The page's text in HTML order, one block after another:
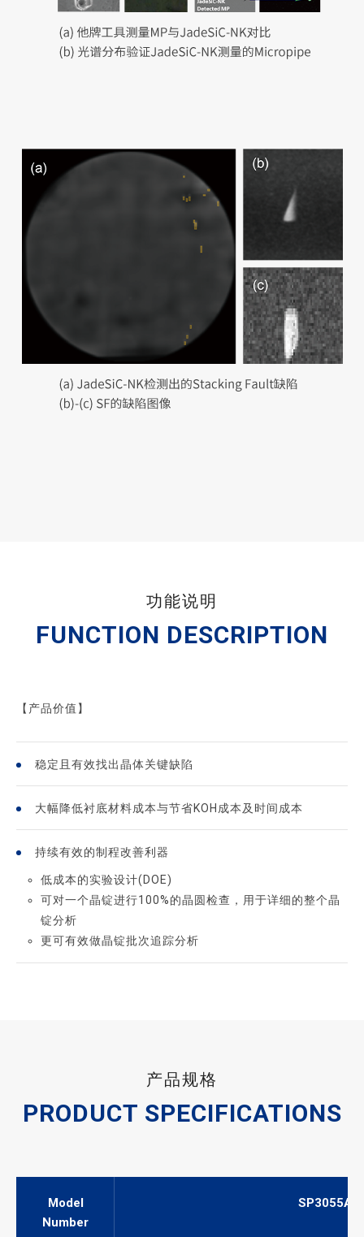
功能说明
FUNCTION DESCRIPTION
【产品价值】
稳定且有效找出晶体关键缺陷
大幅降低衬底材料成本与节省KOH成本及时间成本
持续有效的制程改善利器
低成本的实验设计(DOE)
可对一个晶锭进行100%的晶圆检查，用于详细的整个晶
锭分析
更可有效做晶锭批次追踪分析
产品规格
PRODUCT SPECIFICATIONS
Model
Number
SP3055A